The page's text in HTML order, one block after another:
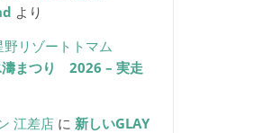
より
リゾートトマム
濤まつり 2026 – 実走
江差店に 新しいGLAY